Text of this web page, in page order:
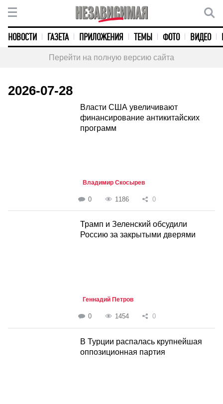
НОВОСТИ ГАЗЕТА ПРИЛОЖЕНИЯ ТЕМЫ ФОТО ВИДЕО
Перейти на полную версию сайта
2026-07-28
Власти США увеличивают
финансирование антикитайских
программ
Владимир Скосырев
0 1186 0
Трамп и Зеленский обсудили
Россию за закрытыми дверями
Геннадий Петров
0 1454 0
В Турции распалась крупнейшая
оппозиционная партия